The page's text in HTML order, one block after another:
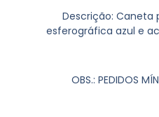
Descrição: Caneta
esferográfica azul e
OBS.: PEDIDOS